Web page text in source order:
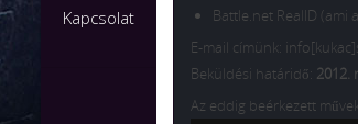
Kapcsolat
Battle.net RealID (ami
E-mail címünk:
Beküldési határidő: 2012.
Az eddig beérkezett